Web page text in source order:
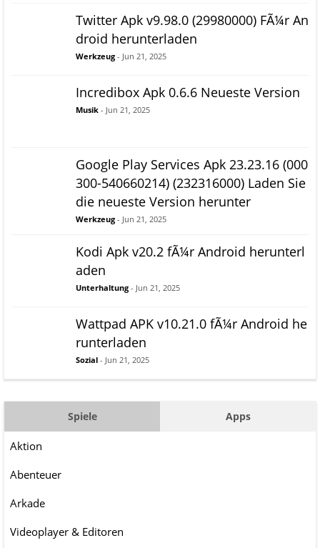
Twitter Apk v9.98.0 (29980000) FÃ¼r An
droid herunterladen
Werkzeug - Jun 21, 2025
Incredibox Apk 0.6.6 Neueste Version
Musik - Jun 21, 2025
Google Play Services Apk 23.23.16 (000
300-540660214) (232316000) Laden Sie
die neueste Version herunter
Werkzeug - Jun 21, 2025
Kodi Apk v20.2 fÃ¼r Android herunterl
aden
Unterhaltung - Jun 21, 2025
Wattpad APK v10.21.0 fÃ¼r Android he
runterladen
Sozial - Jun 21, 2025
Spiele Apps
Aktion
Abenteuer
Arkade
Videoplayer & Editoren